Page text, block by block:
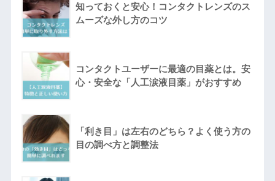
知っておくと安心！コンタクトレンズのス
ムーズな外し方のコツ
コンタクトユーザーに最適の目薬とは。安
心・安全な「人工涙液目薬」がおすすめ
「利き目」は左右のどちら？よく使う方の
目の調べ方と調整法